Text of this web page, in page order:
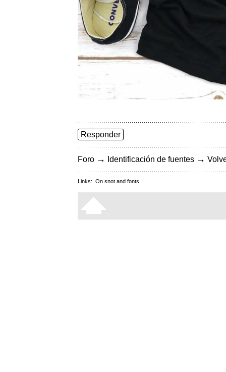
Responder
Foro → Identificación de fuentes →
Links: On snot and fonts